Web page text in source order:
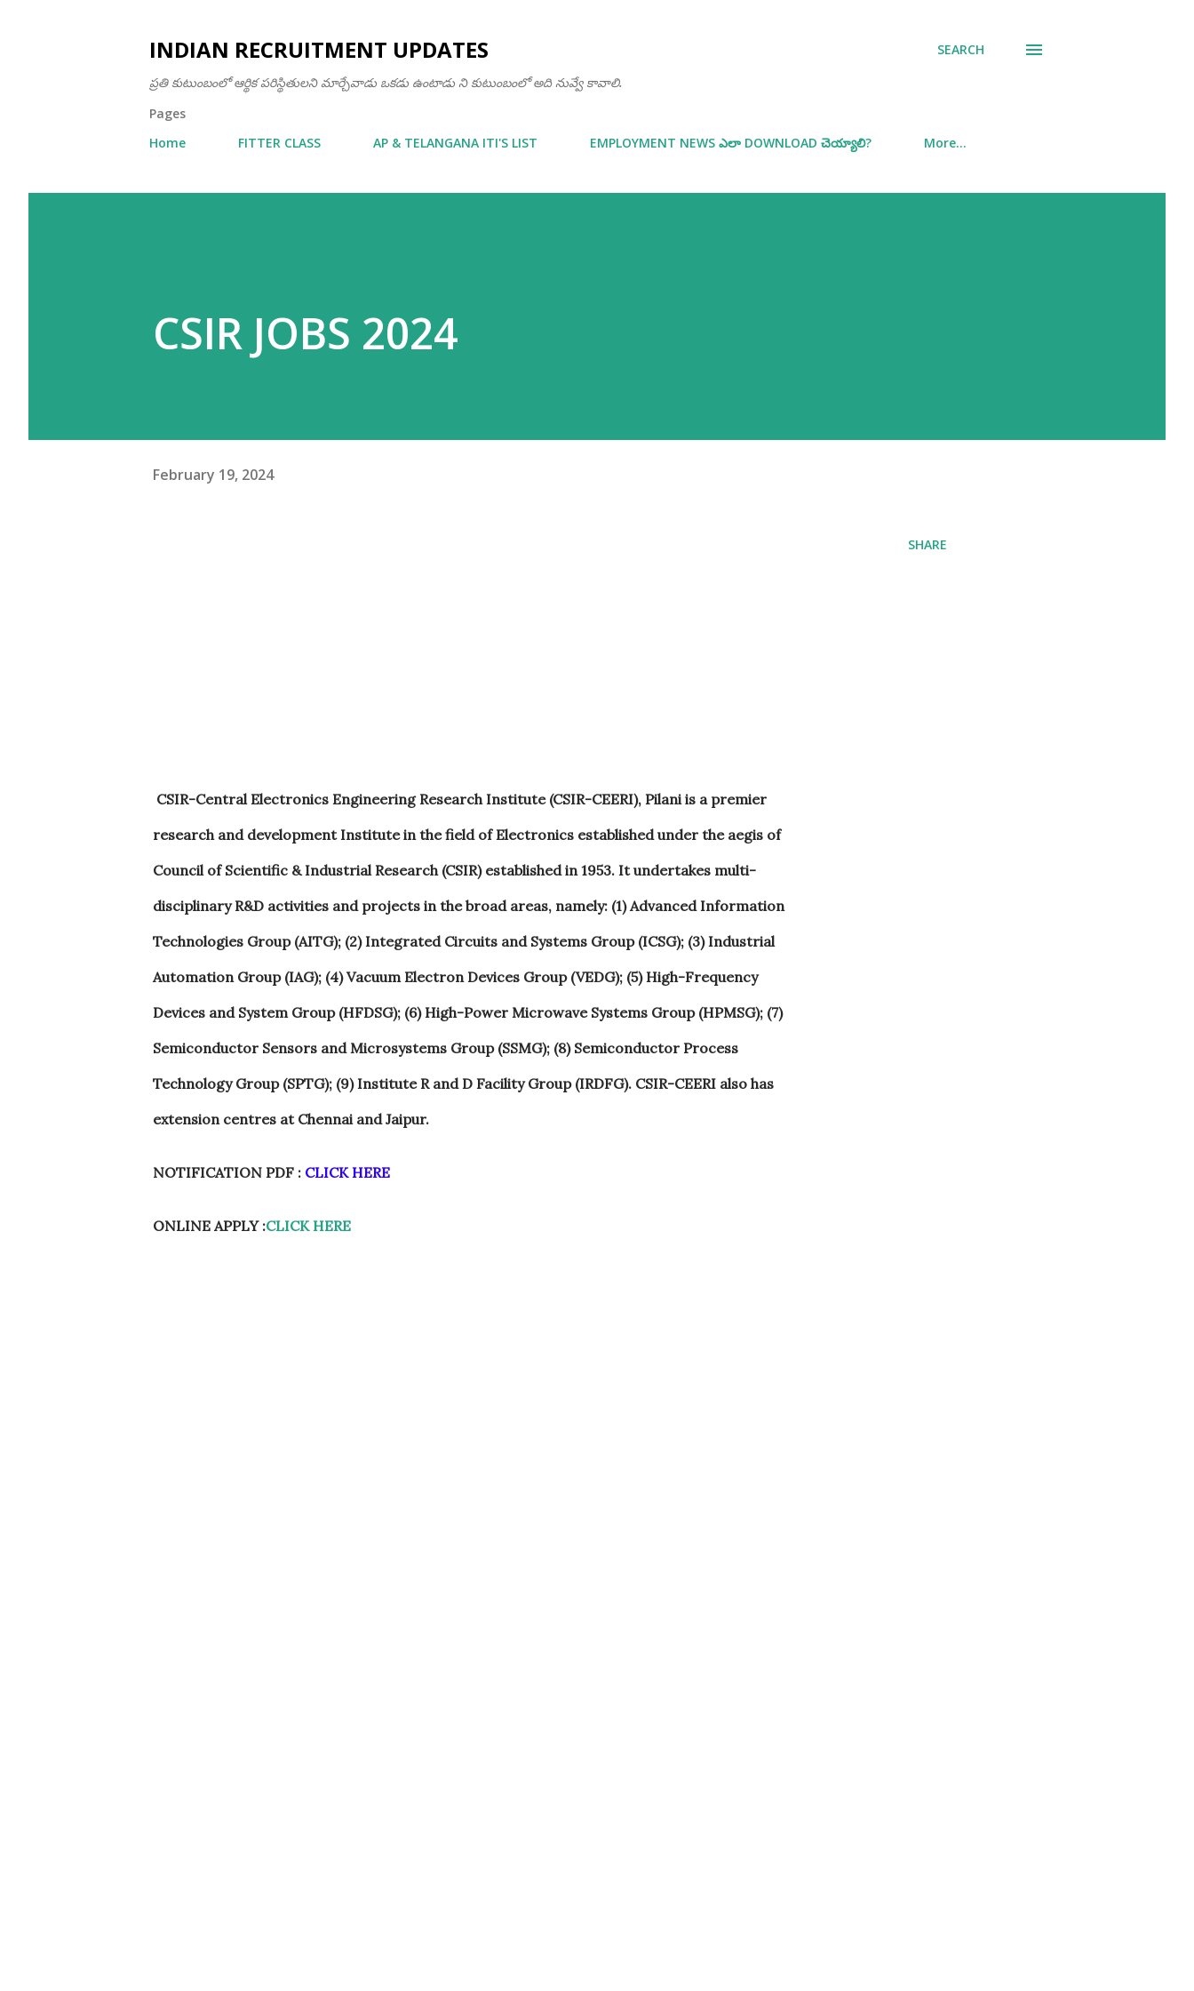
INDIAN RECRUITMENT UPDATES
ప్రతి కుటుంబంలో ఆర్థిక పరిస్థితులని మార్చేవాడు ఒకడు ఉంటాడు ని కుటుంబంలో అది నువ్వే కావాలి.
SEARCH
Pages
Home
FITTER CLASS AP & TELANGANA ITI'S LIST EMPLOYMENT NEWS ఎలా DOWNLOAD చెయ్యాలి? More…
CSIR JOBS 2024
February 19, 2024
CSIR-Central Electronics Engineering Research Institute (CSIR-CEERI), Pilani is a premier
research and development Institute in the field of Electronics established under the aegis of
Council of Scientific & Industrial Research (CSIR) established in 1953. It undertakes multi-
disciplinary R&D activities and projects in the broad areas, namely: (1) Advanced Information
Technologies Group (AITG); (2) Integrated Circuits and Systems Group (ICSG); (3) Industrial
Automation Group (IAG); (4) Vacuum Electron Devices Group (VEDG); (5) High-Frequency
Devices and System Group (HFDSG); (6) High-Power Microwave Systems Group (HPMSG); (7)
Semiconductor Sensors and Microsystems Group (SSMG); (8) Semiconductor Process
Technology Group (SPTG); (9) Institute R and D Facility Group (IRDFG). CSIR-CEERI also has
extension centres at Chennai and Jaipur.
NOTIFICATION PDF : CLICK HERE
ONLINE APPLY :CLICK HERE
SHARE